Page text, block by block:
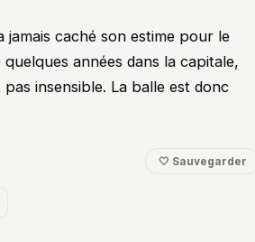
caché son estime pour le
années dans la capitale,
insensible. La balle est donc
🤍 Sauvegarder